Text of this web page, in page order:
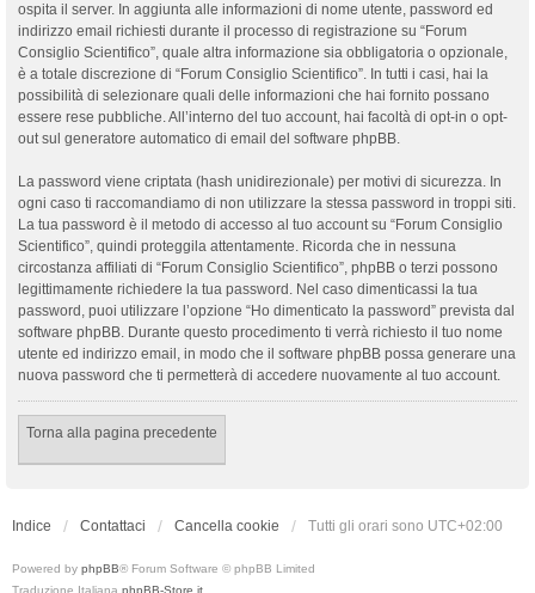
ospita il server. In aggiunta alle informazioni di nome utente, password ed
indirizzo email richiesti durante il processo di registrazione su “Forum
Consiglio Scientifico”, quale altra informazione sia obbligatoria o opzionale,
è a totale discrezione di “Forum Consiglio Scientifico”. In tutti i casi, hai la
possibilità di selezionare quali delle informazioni che hai fornito possano
essere rese pubbliche. All’interno del tuo account, hai facoltà di opt-in o opt-
out sul generatore automatico di email del software phpBB.
La password viene criptata (hash unidirezionale) per motivi di sicurezza. In
ogni caso ti raccomandiamo di non utilizzare la stessa password in troppi siti.
La tua password è il metodo di accesso al tuo account su “Forum Consiglio
Scientifico”, quindi proteggila attentamente. Ricorda che in nessuna
circostanza affiliati di “Forum Consiglio Scientifico”, phpBB o terzi possono
legittimamente richiedere la tua password. Nel caso dimenticassi la tua
password, puoi utilizzare l’opzione “Ho dimenticato la password” prevista dal
software phpBB. Durante questo procedimento ti verrà richiesto il tuo nome
utente ed indirizzo email, in modo che il software phpBB possa generare una
nuova password che ti permetterà di accedere nuovamente al tuo account.
Torna alla pagina precedente
Indice Contattaci Cancella cookie Tutti gli orari sono UTC+02:00
Powered by phpBB® Forum Software © phpBB Limited
Traduzione Italiana phpBB-Store.it